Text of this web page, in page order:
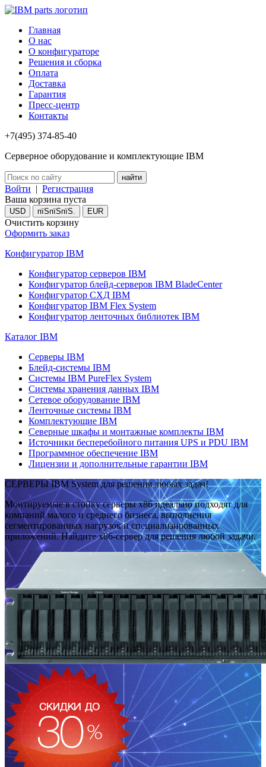
Главная
О нас
О конфигураторе
Решения и сборка
Оплата
Доставка
Гарантия
Пресс-центр
Контакты
+7(495) 374-85-40
Серверное оборудование и комплектующие IBM
Войти | Регистрация
Ваша корзина пуста
USD пїЅпїЅпїЅ. EUR
Очистить корзину
Оформить заказ
Конфигуратор IBM
Конфигуратор серверов IBM
Конфигуратор блейд-серверов IBM BladeCenter
Конфигуратор СХД IBM
Конфигуратор IBM Flex System
Конфигуратор ленточных библиотек IBM
Каталог IBM
Серверы IBM
Блейд-системы IBM
Системы IBM PureFlex System
Системы хранения данных IBM
Сетевое оборудование IBM
Ленточные системы IBM
Комплектующие IBM
Северные шкафы и монтажные комплекты IBM
Источники бесперебойного питания UPS и PDU IBM
Программное обеспечение IBM
Лицензии и дополнительные гарантии IBM
СЕРВЕРЫ IBM System для решения любых задач!
Монтируемые в стойку серверы x86 идеально подходят для
компаний малого и среднего бизнеса, выполнения
сегментированных нагрузок и специализированных
приложений. Найдите x86-сервер для решения любой задачи.